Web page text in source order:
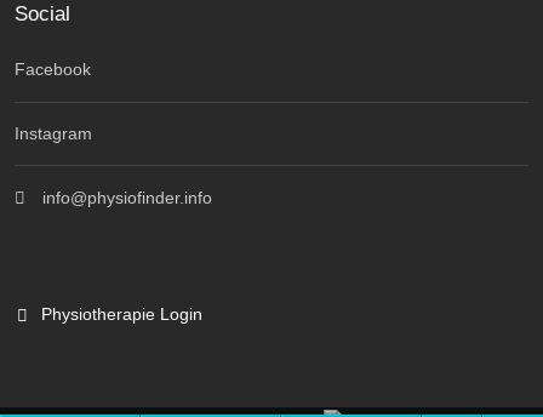
Social
Facebook
Instagram
info@physiofinder.info
Physiotherapie Login